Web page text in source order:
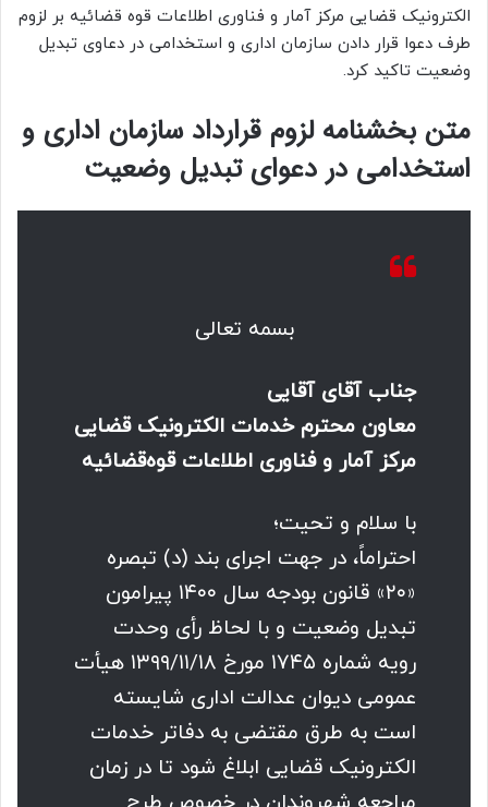
الکترونیک قضایی مرکز آمار و فناوری اطلاعات قوه‌ قضائیه بر لزوم
طرف دعوا قرار دادن سازمان اداری و استخدامی در دعاوی تبدیل
وضعیت تاکید کرد.
متن بخشنامه لزوم قرارداد سازمان اداری و
استخدامی در دعوای تبدیل وضعیت
بسمه تعالی
جناب آقای آقایی
معاون محترم خدمات الکترونیک قضایی
مرکز آمار و فناوری اطلاعات قوه‌قضائیه
با سلام و تحیت؛
احتراماً، در جهت اجرای بند (د) تبصره
«۲۰» قانون بودجه سال ۱۴۰۰ پیرامون
تبدیل وضعیت و با لحاظ رأی وحدت
رویه شماره ۱۷۴۵ مورخ ۱۳۹۹/۱۱/۱۸ هیأت
عمومی دیوان عدالت اداری شایسته
است به طرق مقتضی به دفاتر خدمات
الکترونیک قضایی ابلاغ شود تا در زمان